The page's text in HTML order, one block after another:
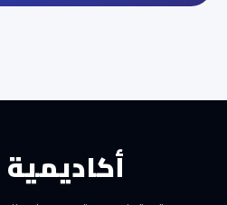
أكاديمية